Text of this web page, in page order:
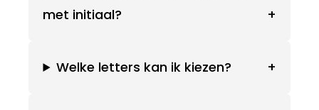
met initiaal?
+
Welke letters kan ik kiezen? +